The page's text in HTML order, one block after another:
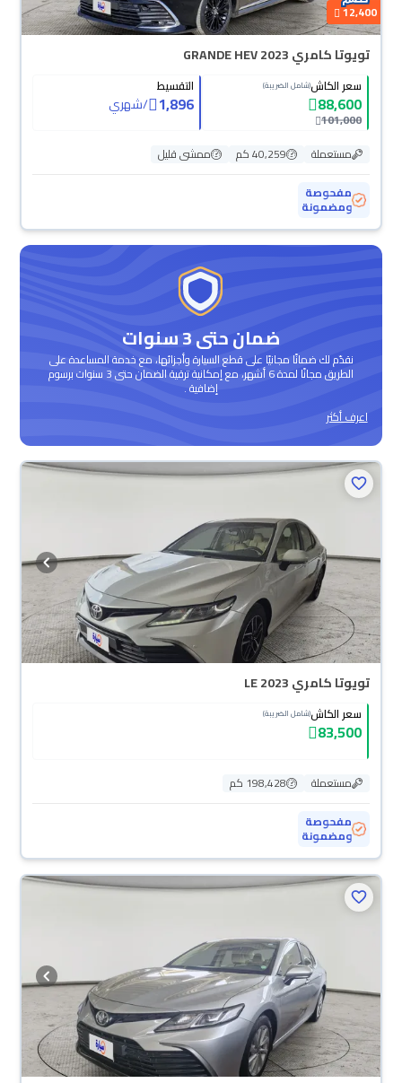
12,400
تويوتا كامري GRANDE HEV 2023
سعر الكاش(شامل الضريبة)
88,600
101,000
التقسيط
1,896
/شهري
مستعملة 40,259 كم
ممشى قليل
مفحوصة
ومضمونة
ضمان حتى 3 سنوات
نقدّم لك ضمانًا مجانيًا على قطع السيارة وأجزائها، مع خدمة المساعدة على
الطريق مجانًا لمدة 6 أشهر، مع إمكانية ترقية الضمان حتى 3 سنوات برسوم
إضافية .
اعرف أكثر
تويوتا كامري LE 2023
سعر الكاش(شامل الضريبة)
83,500
مستعملة
198,428 كم
مفحوصة
ومضمونة